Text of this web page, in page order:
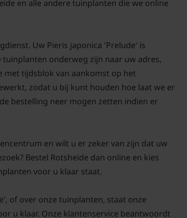
en alle andere tuinplanten die we online
Uw Pieris japonica 'Prelude' is
onderweg zijn naar uw adres,
met tijdsblok van aankomst op het
zodat u bij kunt houden hoe laat we er
bestelling neer mogen zetten indien er
en wilt u er zeker van zijn dat uw
Bestel Rotsheide dan online en kies
voor u klaar staat.
of over onze tuinplanten, staat onze
u klaar. Onze klantenservice beantwoordt